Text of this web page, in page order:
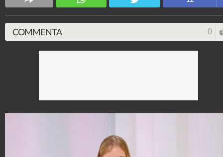
1.515.174.438-1.957 video-138.074 foto
COMMENTA 0